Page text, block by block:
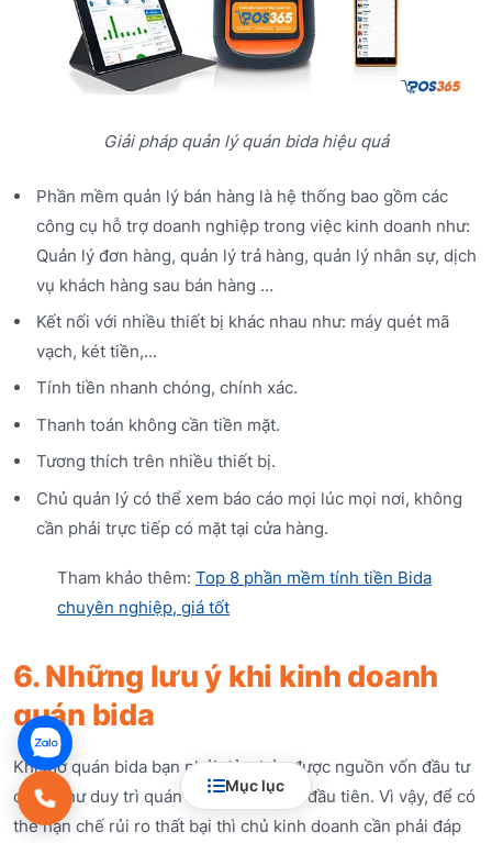
Giải pháp quản lý quán bida hiệu quả
Phần mềm quản lý bán hàng là hệ thống bao gồm các
công cụ hỗ trợ doanh nghiệp trong việc kinh doanh như:
Quản lý đơn hàng, quản lý trả hàng, quản lý nhân sự, dịch
vụ khách hàng sau bán hàng …
Kết nối với nhiều thiết bị khác nhau như: máy quét mã
vạch, két tiền,...
Tính tiền nhanh chóng, chính xác.
Thanh toán không cần tiền mặt.
Tương thích trên nhiều thiết bị.
Chủ quản lý có thể xem báo cáo mọi lúc mọi nơi, không
cần phải trực tiếp có mặt tại cửa hàng.
Tham khảo thêm: Top 8 phần mềm tính tiền Bida
chuyên nghiệp, giá tốt
6. Những lưu ý khi kinh doanh
quán bida
Khi mở quán bida bạn phải đảm bảo được nguồn vốn đầu tư
cũng như duy trì quán trong vài tháng đầu tiên. Vì vậy, để có
thể hạn chế rủi ro thất bại thì chủ kinh doanh cần phải đáp
Mục lục